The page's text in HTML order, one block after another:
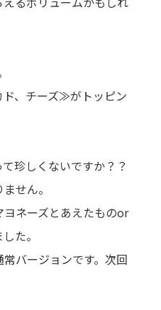
、チーズ≫がトッピン
珍しくないですか？？
せん。
ネーズとあえたものor
た。
バージョンです。次回